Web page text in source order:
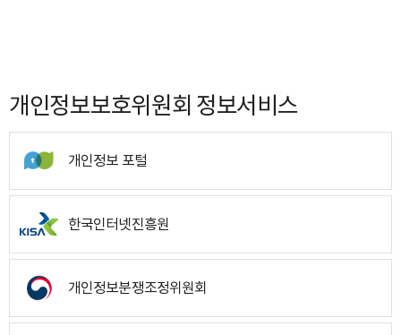
개인정보보호위원회 정보서비스
개인정보 포털
한국인터넷진흥원
개인정보분쟁조정위원회